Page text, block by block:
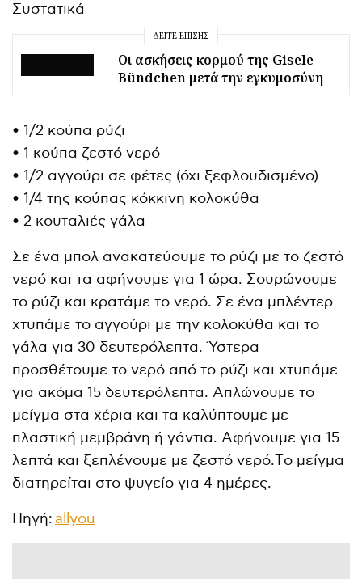
Συστατικά
ΔΕΊΤΕ ΕΠΊΣΗΣ
Οι ασκήσεις κορμού της Gisele
Bündchen μετά την εγκυμοσύνη
• 1/2 κούπα ρύζι
• 1 κούπα ζεστό νερό
• 1/2 αγγούρι σε φέτες (όχι ξεφλουδισμένο)
• 1/4 της κούπας κόκκινη κολοκύθα
• 2 κουταλιές γάλα
Σε ένα μπολ ανακατεύουμε το ρύζι με το ζεστό
νερό και τα αφήνουμε για 1 ώρα. Σουρώνουμε
το ρύζι και κρατάμε το νερό. Σε ένα μπλέντερ
χτυπάμε το αγγούρι με την κολοκύθα και το
γάλα για 30 δευτερόλεπτα. Ύστερα
προσθέτουμε το νερό από το ρύζι και χτυπάμε
για ακόμα 15 δευτερόλεπτα. Aπλώνουμε το
μείγμα στα χέρια και τα καλύπτουμε με
πλαστική μεμβράνη ή γάντια. Aφήνουμε για 15
λεπτά και ξεπλένουμε με ζεστό νερό.Tο μείγμα
διατηρείται στο ψυγείο για 4 ημέρες.
Πηγή:allyou